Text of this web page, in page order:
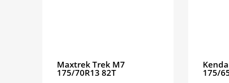
Maxtrek Trek M7
175/70R13 82T 175/